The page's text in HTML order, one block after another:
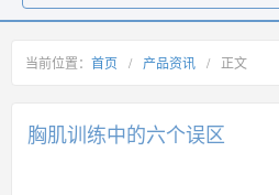
当前位置： 首页 / 产品资讯 / 正文
胸肌训练中的六个误区